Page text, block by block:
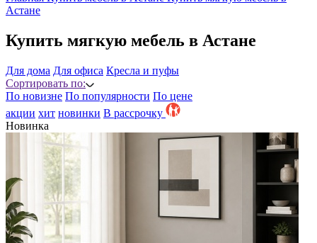
Астане
Купить мягкую мебель в Астане
Для дома Для офиса Кресла и пуфы
Сортировать по:
По новизне По популярности По цене
акции хит новинки B рассрочку
Новинка